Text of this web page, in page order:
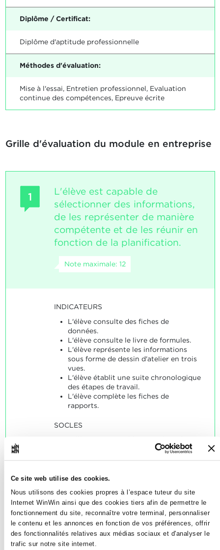
Ce site web utilise des cookies.
Nous utilisons des cookies propres à l’espace tuteur du site
Internet WinWin ainsi que des cookies tiers afin de permettre le
fonctionnement du site, reconnaître votre terminal, personnaliser
le contenu et les annonces en fonction de vos préférences, offrir
des fonctionnalités relatives aux médias sociaux et d'analyser le
trafic sur notre site internet.
Diplôme / Certificat:
Diplôme d'aptitude professionnelle
Méthodes d'évaluation:
Mise à l'essai, Entretien professionnel, Evaluation
continue des compétences, Epreuve écrite
Grille d'évaluation du module en entreprise
1
L'élève est capable de
sélectionner des informations,
de les représenter de manière
compétente et de les réunir en
fonction de la planification.
Note maximale: 12
INDICATEURS
L'élève consulte des fiches de
données.
L'élève consulte le livre de formules.
L'élève représente les informations
sous forme de dessin d'atelier en trois
vues.
L'élève établit une suite chronologique
des étapes de travail.
L'élève complète les fiches de
rapports.
SOCLES
aux énoncés typiques dans le contexte
2
L'élève est capable de
fabriquer des pièces détachées